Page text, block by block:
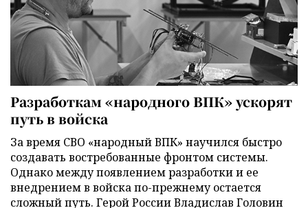
Разработкам «народного ВПК» ускорят
путь в войска
За время СВО «народный ВПК» научился быстро
создавать востребованные фронтом системы.
Однако между появлением разработки и ее
внедрением в войска по-прежнему остается
сложный путь. Герой России Владислав Головин